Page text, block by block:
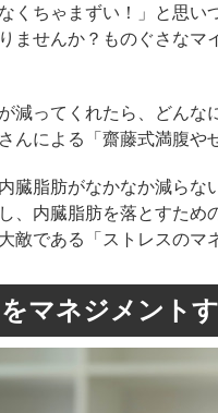
くちゃまずい！」と思
ませんか？ものぐさな
減ってくれたら、どん
んによる「齋藤式満腹や
臓脂肪がなかなか減ら
、内臓脂肪を落とすた
敵である「ストレスのマ
マネジメント